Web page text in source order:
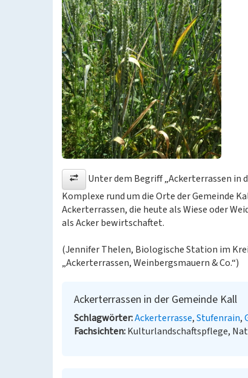
Unter dem Begriff „Ackerterrassen in
Komplexe rund um die Orte der Gemeinde
Ackerterrassen, die heute als Wiese oder
als Acker bewirtschaftet.
(Jennifer Thelen, Biologische Station im
„Ackerterrassen, Weinbergsmauern & Co.“)
Ackerterrassen in der Gemeinde Kall
Schlagwörter Ackerterrasse Stufenrain
Fachsichten Kulturlandschaftspflege,